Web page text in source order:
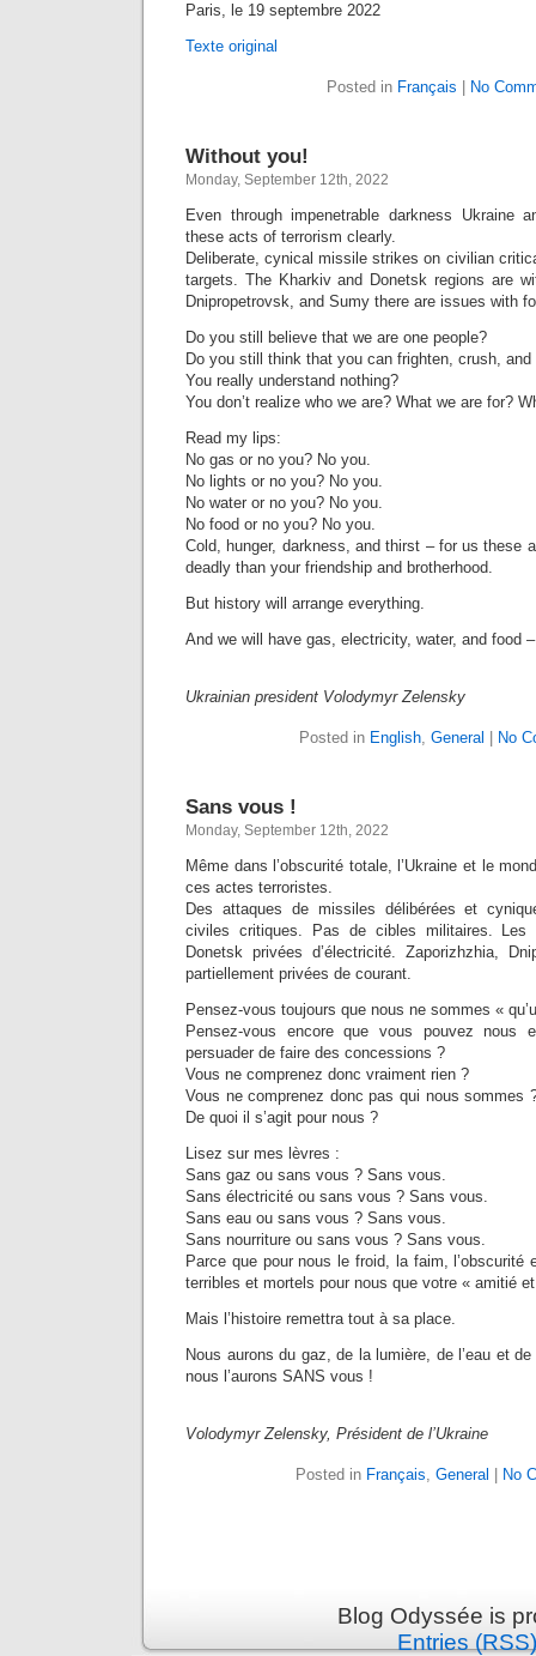
Paris, le 19 septembre 2022
Texte original
Posted in Français No
Without you!
Monday, September 12th, 2022
Even through impenetrable darkness Ukraine
these acts of terrorism clearly.
Deliberate, cynical missile strikes on civilian
targets. The Kharkiv and Donetsk regions are
Dnipropetrovsk, and Sumy there are issues with
Do you still believe that we are one people?
Do you still think that you can frighten, crush,
You really understand nothing?
You don’t realize who we are? What we are for?
Read my lips:
No gas or no you? No you.
No lights or no you? No you.
No water or no you? No you.
No food or no you? No you.
Cold, hunger, darkness, and thirst – for us these
deadly than your friendship and brotherhood.
But history will arrange everything.
And we will have gas, electricity, water, and food
Ukrainian president Volodymyr Zelensky
Posted in English, General No
Sans vous !
Monday, September 12th, 2022
Même dans l’obscurité totale, l’Ukraine et le
ces actes terroristes.
Des attaques de missiles délibérées et
civiles critiques. Pas de cibles militaires.
Donetsk privées d’électricité. Zaporizhzhia,
partiellement privées de courant.
Pensez-vous toujours que nous ne sommes «
Pensez-vous encore que vous pouvez nous
persuader de faire des concessions ?
Vous ne comprenez donc vraiment rien ?
Vous ne comprenez donc pas qui nous sommes
De quoi il s’agit pour nous ?
Lisez sur mes lèvres :
Sans gaz ou sans vous ? Sans vous.
Sans électricité ou sans vous ? Sans vous.
Sans eau ou sans vous ? Sans vous.
Sans nourriture ou sans vous ? Sans vous.
Parce que pour nous le froid, la faim,
terribles et mortels pour nous que votre « amitié
Mais l’histoire remettra tout à sa place.
Nous aurons du gaz, de la lumière, de l’eau et
nous l’aurons SANS vous !
Volodymyr Zelensky, Président de l’Ukraine
Posted in Français, General No
Blog Odyssée is
Entries (RSS)